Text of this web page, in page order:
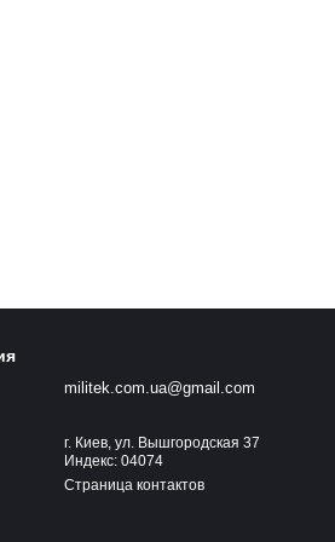
militek.com.ua@gmail.com
г. Киев, ул. Вышгородская 37
Индекс: 04074
Страница контактов